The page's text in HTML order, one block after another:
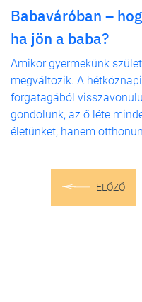
Babaváróban –
ha jön a baba?
Amikor gyermekünk
megváltozik. A
forgatagából
gondolunk, az ő léte
életünket, hanem
ELŐZŐ